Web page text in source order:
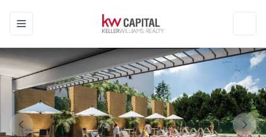
Toggle navigation menu